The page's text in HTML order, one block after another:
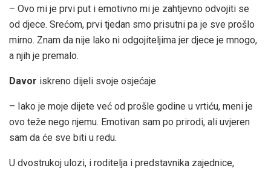
– Ovo mi je prvi put i emotivno mi je zahtjevno odvojiti se
od djece. Srećom, prvi tjedan smo prisutni pa je sve prošlo
mirno. Znam da nije lako ni odgojiteljima jer djece je mnogo,
a njih je premalo.
Davor iskreno dijeli svoje osjećaje
– Iako je moje dijete već od prošle godine u vrtiću, meni je
ovo teže nego njemu. Emotivan sam po prirodi, ali uvjeren
sam da će sve biti u redu.
U dvostrukoj ulozi, i roditelja i predstavnika zajednice,